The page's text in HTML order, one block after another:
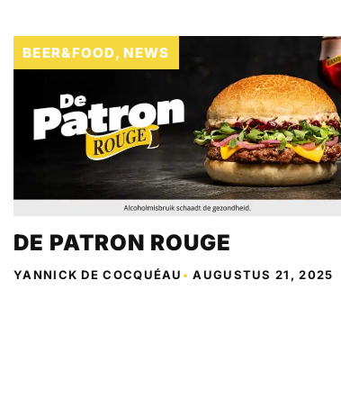
BEER&FOOD,NEWS
DE PATRON ROUGE
YANNICK DE COCQUÉAU •AUGUSTUS 21, 2025